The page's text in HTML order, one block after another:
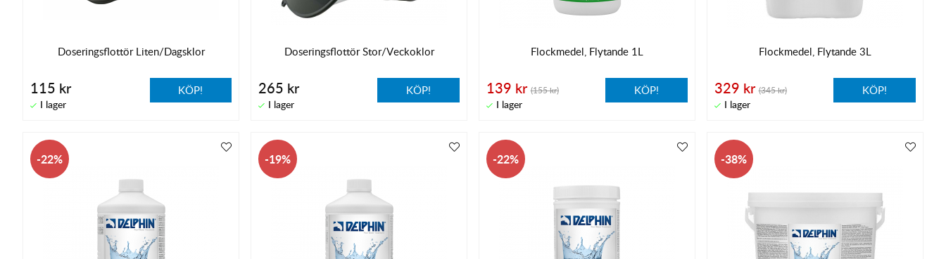
Doseringsflottör Liten/Dagsklor
115 kr KÖP!
Doseringsflottör Stor/Veckoklor
265 kr KÖP!
Flockmedel, Flytande 1L
139 kr (155 kr) KÖP!
Flockmedel, Flytande 3L
329 kr (345 kr) KÖP!
22 19 22 38